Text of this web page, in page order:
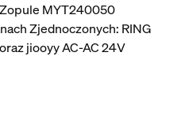
MYT240050
Zjednoczonych: RING
jiooyy AC-AC 24V